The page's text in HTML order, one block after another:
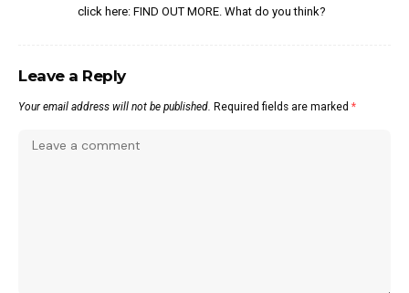
click here: FIND OUT MORE. What do you think?
Leave a Reply
Your email address will not be published. Required fields are marked *